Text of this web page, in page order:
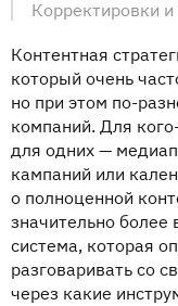
Корректировки и
Контентная
который очень
но при этом по-
компаний. Для
для одних —
кампаний или
о полноценной
значительно более
система, которая
разговаривать со
через какие